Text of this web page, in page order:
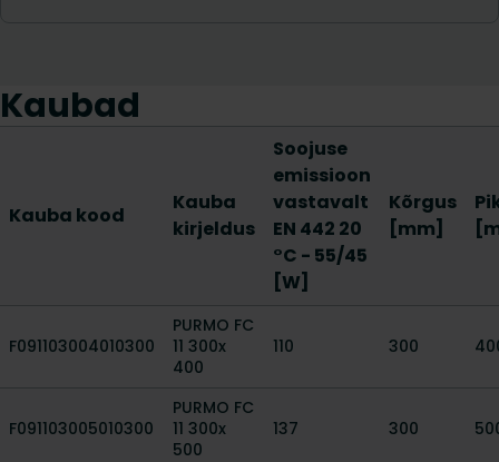
Kaubad
Kauba kood
Kauba
kirjeldus
Soojuse
emissioon
vastavalt
EN 442 20
°C - 55/45
[W]
Kõrgus
[mm]
F091103004010300
PURMO FC
11 300x
400
110 300
F091103005010300
PURMO FC
11 300x
500
137 300